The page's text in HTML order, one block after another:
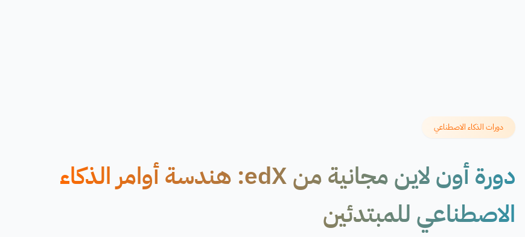
دورات الذكاء الاصطناعي
دورة أون لاين مجانية من edX: هندسة أوامر الذكاء
الاصطناعي للمبتدئين